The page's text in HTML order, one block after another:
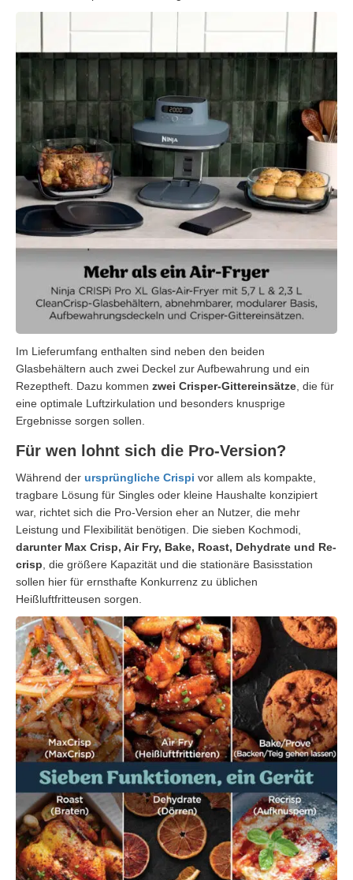
Im Lieferumfang enthalten sind neben den beiden
Glasbehältern auch zwei Deckel zur Aufbewahrung und ein
Rezeptheft. Dazu kommen zwei Crisper-Gittereinsätze , die für
eine optimale Luftzirkulation und besonders knusprige
Ergebnisse sorgen sollen.
Für wen lohnt sich die Pro-Version?
Während der ursprüngliche Crispi vor allem als kompakte,
tragbare Lösung für Singles oder kleine Haushalte konzipiert
war, richtet sich die Pro-Version eher an Nutzer, die mehr
Leistung und Flexibilität benötigen. Die sieben Kochmodi,
darunter Max Crisp, Air Fry, Bake, Roast, Dehydrate und Re-
crisp , die größere Kapazität und die stationäre Basisstation
sollen hier für ernsthafte Konkurrenz zu üblichen
Heißluftfritteusen sorgen.